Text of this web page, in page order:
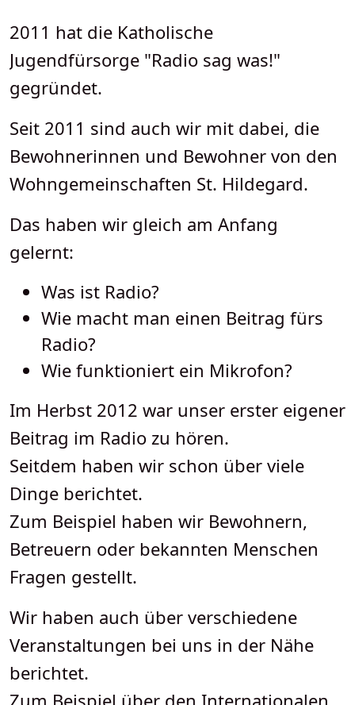
2011 hat die Katholische
Jugendfürsorge "Radio sag was!"
gegründet.
Seit 2011 sind auch wir mit dabei, die
Bewohnerinnen und Bewohner von den
Wohngemeinschaften St. Hildegard.
Das haben wir gleich am Anfang
gelernt:
Was ist Radio?
Wie macht man einen Beitrag fürs
Radio?
Wie funktioniert ein Mikrofon?
Im Herbst 2012 war unser erster eigener
Beitrag im Radio zu hören.
Seitdem haben wir schon über viele
Dinge berichtet.
Zum Beispiel haben wir Bewohnern,
Betreuern oder bekannten Menschen
Fragen gestellt.
Wir haben auch über verschiedene
Veranstaltungen bei uns in der Nähe
berichtet.
Zum Beispiel über den Internationalen